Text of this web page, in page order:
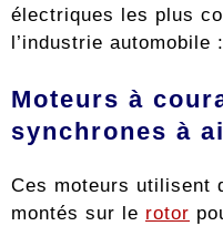
électriques les plus
l’industrie automobile :
Moteurs à
synchrones à
Ces moteurs utilisent
montés sur le rotor